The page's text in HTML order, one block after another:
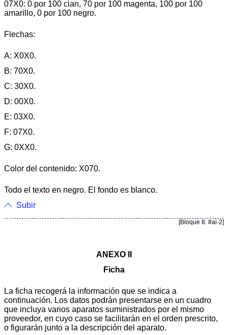
07X0: 0 por 100 cian, 70 por 100 magenta, 100 por 100
amarillo, 0 por 100 negro.
Flechas:
A: X0X0.
B: 70X0.
C: 30X0.
D: 00X0.
E: 03X0.
F: 07X0.
G: 0XX0.
Color del contenido: X070.
Todo el texto en negro. El fondo es blanco.
Subir
[Bloque 8: #ai-2]
ANEXO II
Ficha
La ficha recogerá la información que se indica a
continuación. Los datos podrán presentarse en un cuadro
que incluya varios aparatos suministrados por el mismo
proveedor, en cuyo caso se facilitarán en el orden prescrito,
o figurarán junto a la descripción del aparato.